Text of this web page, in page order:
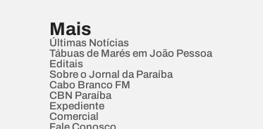
Mais
Últimas Notícias
Tábuas de Marés em João Pessoa
Editais
Sobre o Jornal da Paraíba
Cabo Branco FM
CBN Paraíba
Expediente
Comercial